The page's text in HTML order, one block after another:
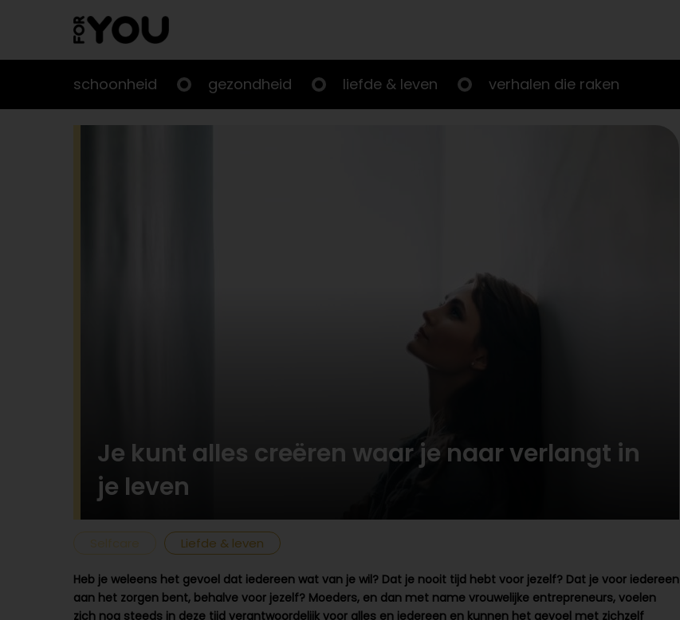
schoonheid gezondheid liefde & leven verhalen die raken
Je kunt alles creëren waar je naar verlangt in
je leven
Liefde & leven
Heb je weleens het gevoel dat iedereen wat van je wil? Dat je nooit tijd hebt voor jezelf? Dat je voor iedereen
aan het zorgen bent, behalve voor jezelf? Moeders, en dan met name vrouwelijke entrepreneurs, voelen
zich nog steeds in deze tijd verantwoordelijk voor alles en iedereen en kunnen het gevoel met zichzelf